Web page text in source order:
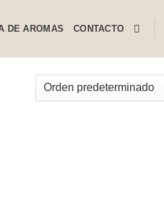
DE AROMAS CONTACTO